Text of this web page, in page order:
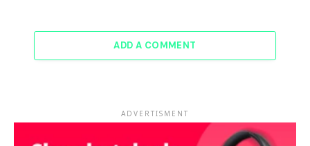
ADD A COMMENT
ADVERTISMENT